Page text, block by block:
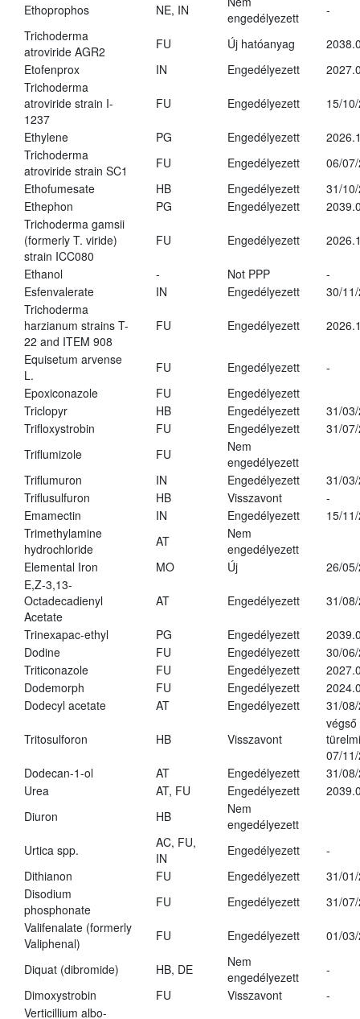
Ethoprophos
NE, IN
engedélyezett
-
Trichoderma
atroviride AGR2
FU Új hatóanyag
Etofenprox
IN Engedélyezett
Trichoderma
atroviride strain I-
1237
FU Engedélyezett 15/
Ethylene PG Engedélyezett
Trichoderma
atroviride strain SC1
FU Engedélyezett
06/
Ethofumesate
HB Engedélyezett
31/
Ethephon
PG Engedélyezett
Trichoderma gamsii
(formerly T. viride)
strain ICC080
FU Engedélyezett
Ethanol - Not PPP
-
Esfenvalerate
IN Engedélyezett
30/
Trichoderma
harzianum strains T-
22 and ITEM 908
FU Engedélyezett
Equisetum arvense
L.
FU Engedélyezett
-
Epoxiconazole
FU
Engedélyezett
Triclopyr
HB Engedélyezett
31/
Trifloxystrobin
FU Engedélyezett
31/
Triflumizole
FU
Nem
engedélyezett
Triflumuron
IN Engedélyezett
31/
Triflusulfuron
HB Visszavont
-
Emamectin
IN Engedélyezett
15/
Trimethylamine
hydrochloride
AT
Nem
engedélyezett
Elemental Iron
MO Új
26/
E,Z-3,13-
Octadecadienyl
Acetate
AT Engedélyezett 31/
Trinexapac-ethyl PG Engedélyezett
Dodine
FU Engedélyezett
30/
Triticonazole
FU Engedélyezett
Dodemorph
FU Engedélyezett
Dodecyl acetate
AT Engedélyezett 31/
Tritosulforon HB Visszavont
végső
07/
Dodecan-1-ol
AT Engedélyezett
31/
Urea
AT, FU Engedélyezett
Diuron
HB
Nem
engedélyezett
Urtica spp.
AC, FU,
IN
Engedélyezett
-
Dithianon
FU Engedélyezett
31/
Disodium
phosphonate
FU Engedélyezett
31/
Valifenalate (formerly
Valiphenal)
FU Engedélyezett 01/
Diquat (dibromide) HB, DE
Nem
engedélyezett
-
Dimoxystrobin
FU Visszavont
-
Verticillium albo-